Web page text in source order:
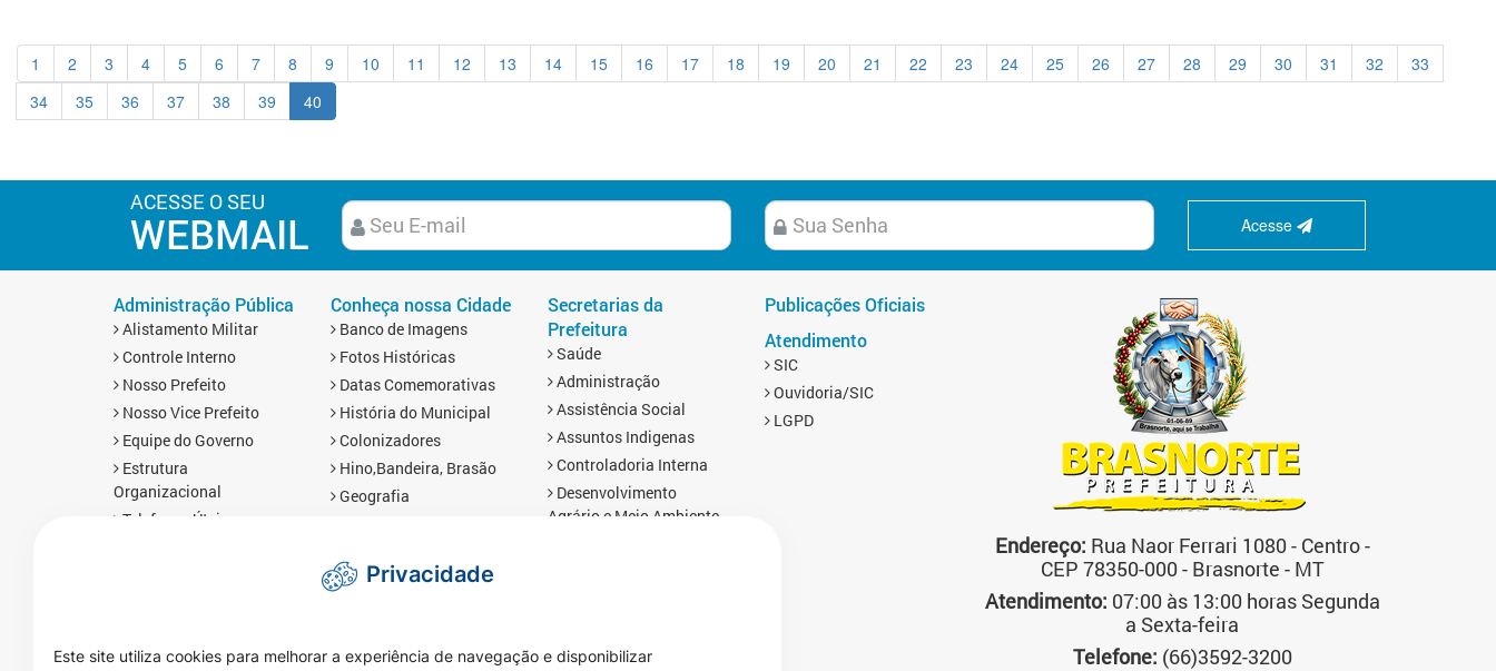
1 2 3 4 5 6 7 8 9 10 11 12 13 14 15 16 17 18 19 20 21 22 23 24 25 26 27 28 29 30 31 32
33
34
35 36 37 38 39 40
ACESSE O SEU
WEBMAIL Acesse
Administração Pública
Alistamento Militar
Controle Interno
Nosso Prefeito
Nosso Vice Prefeito
Equipe do Governo
Estrutura
Organizacional
Telefones Úteis
Notícias
Conheça nossa Cidade
Banco de Imagens
Fotos Históricas
Datas Comemorativas
História do Municipal
Colonizadores
Hino,Bandeira, Brasão
Geografia
Redes Sociais
Secretarias da
Prefeitura
Saúde
Administração
Assistência Social
Assuntos Indigenas
Controladoria Interna
Desenvolvimento
Agrário e Meio Ambiente
Infraestrutura
Publicações Oficiais
Atendimento
SIC
Ouvidoria/SIC
LGPD
Endereço: Rua Naor Ferrari 1080 - Centro -
CEP 78350-000 - Brasnorte - MT
Atendimento: 07:00 às 13:00 horas Segunda
a Sexta-feira
Telefone: (66)3592-3200
Privacidade
Este site utiliza cookies para melhorar a experiência de navegação e disponibilizar